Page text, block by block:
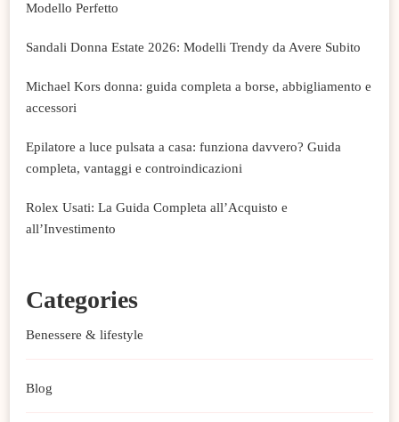
Modello Perfetto
Sandali Donna Estate 2026: Modelli Trendy da Avere Subito
Michael Kors donna: guida completa a borse, abbigliamento e
accessori
Epilatore a luce pulsata a casa: funziona davvero? Guida
completa, vantaggi e controindicazioni
Rolex Usati: La Guida Completa all’Acquisto e
all’Investimento
Categories
Benessere & lifestyle
Blog